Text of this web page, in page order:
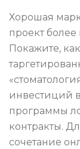
Хорошая
проект
Покажите,
инвестиций
программы
контракты.
сочетание